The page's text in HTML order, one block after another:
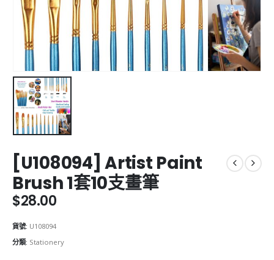
[U108094] Artist Paint
Brush 1套10支畫筆
$28.00
貨號: U108094
分類: Stationery